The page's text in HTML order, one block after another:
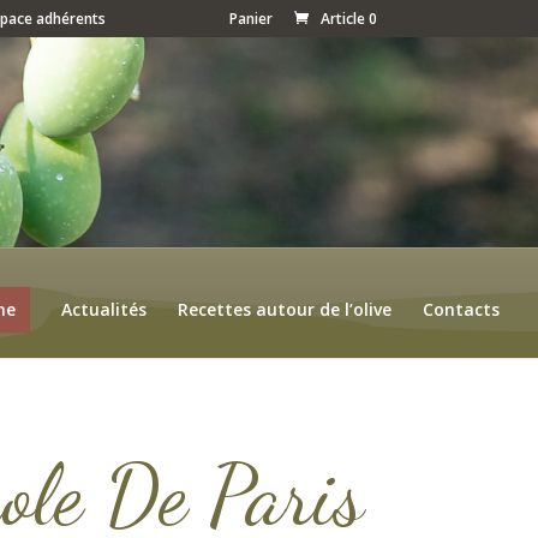
adhérents Panier Article 0
Actualités Recettes autour de l’olive Contacts
De Paris